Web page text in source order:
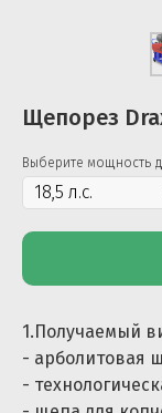
Щепорез
Выберите мощность
1.Получаемый
- арболитовая
-